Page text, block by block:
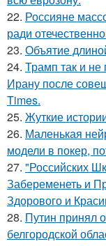
22. Россияне
ради
23. Объятие
24. Трамп так и не
Ирану после
Times.
25. Жуткие
26. Маленькая
модели в покер,
27. "Российских
Забеременеть и
Здорового и
28. Путин принял
белгородской